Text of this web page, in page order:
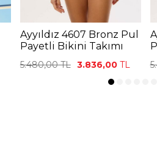
Ayyıldız 4607 Bronz Pul
Payetli Bikini Takımı
5.480,00TL 3.836,00TL